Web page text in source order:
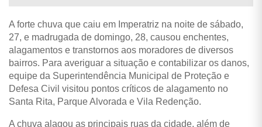
A forte chuva que caiu em Imperatriz na noite de sábado,
27, e madrugada de domingo, 28, causou enchentes,
alagamentos e transtornos aos moradores de diversos
bairros. Para averiguar a situação e contabilizar os danos,
equipe da Superintendência Municipal de Proteção e
Defesa Civil visitou pontos críticos de alagamento no
Santa Rita, Parque Alvorada e Vila Redenção.
A chuva alagou as principais ruas da cidade, além de